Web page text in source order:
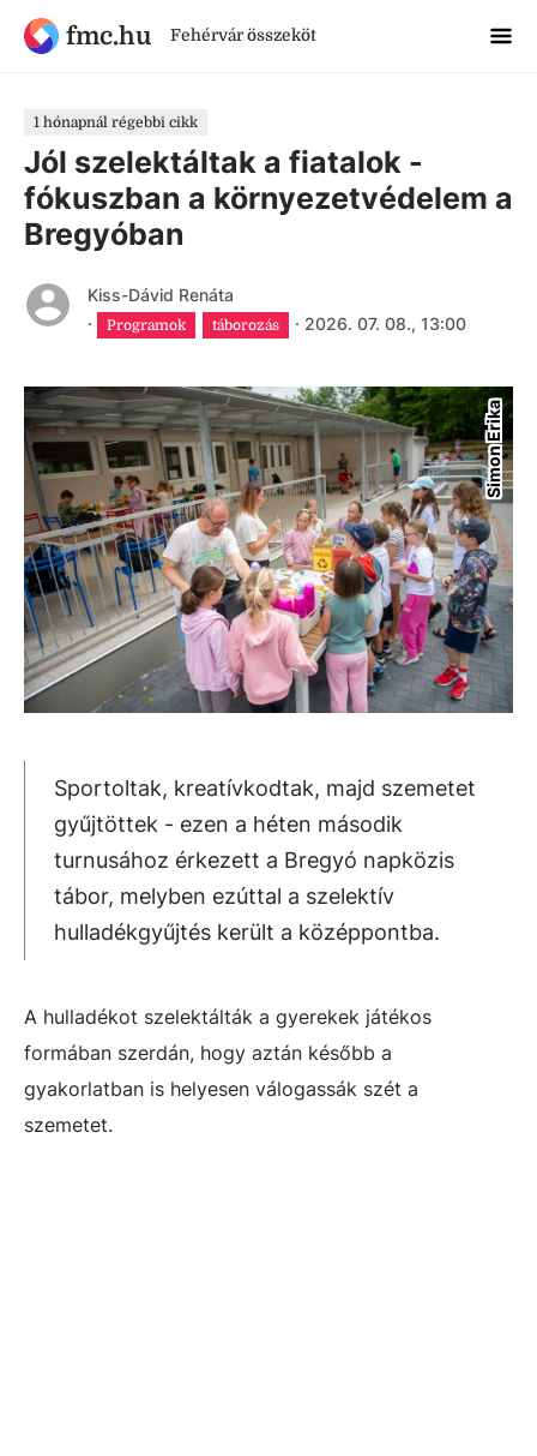
fmc.hu Fehérvár összeköt
1 hónapnál régebbi cikk
Jól szelektáltak a fiatalok -
fókuszban a környezetvédelem a
Bregyóban
Kiss-Dávid Renáta
·
Programok táborozás · 2026. 07. 08., 13:00
Simon Erika
Sportoltak, kreatívkodtak, majd szemetet
gyűjtöttek - ezen a héten második
turnusához érkezett a Bregyó napközis
tábor, melyben ezúttal a szelektív
hulladékgyűjtés került a középpontba.
A hulladékot szelektálták a gyerekek játékos
formában szerdán, hogy aztán később a
gyakorlatban is helyesen válogassák szét a
szemetet.